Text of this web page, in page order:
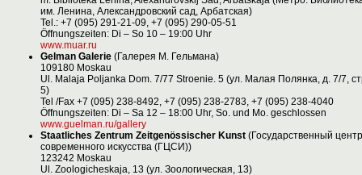
им. Ленина, Александровский сад, Арбатская)
Tel.: +7 (095) 291-21-09, +7 (095) 290-05-51
Öffnungszeiten: Di – So 10 – 19:00 Uhr
www.muar.ru
Gelman Galerie (Галерея М. Гельмана)
109180 Moskau
Ul. Malaja Poljanka Dom. 7/77 Stroenie. 5 (ул. Малая Полянка, д. 7/7,
5)
Tel /Fax +7 (095) 238-8492, +7 (095) 238-2783, +7 (095) 238-4040
Öffnungszeiten: Di – Sa 12 – 18:00 Uhr, So. und Mo. geschlossen
www.guelman.ru/gallery
Staatliches Zentrum Zeitgenössischer Kunst (Государственный центр
современного искусства (ГЦСИ))
123242 Moskau
Ul. Zoologicheskaja, 13 (ул. Зоологическая, 13)